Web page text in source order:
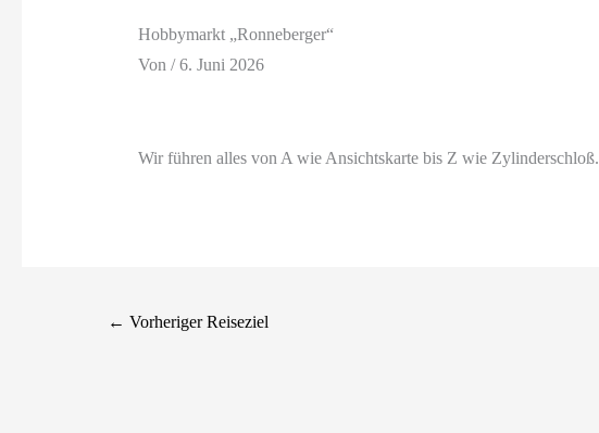
Hobbymarkt „Ronneberger“
Von /6. Juni 2026
Wir führen alles von A wie Ansichtskarte bis Z wie Zylinderschloß.
← Vorheriger Reiseziel